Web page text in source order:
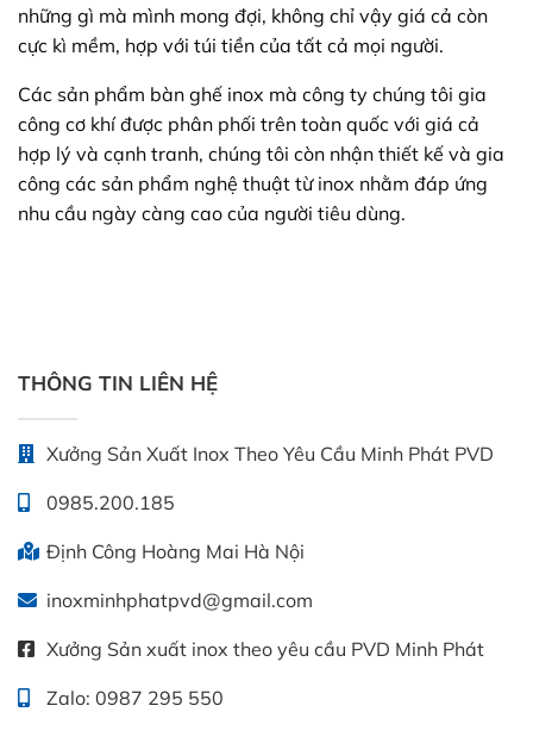
những gì mà mình mong đợi, không chỉ vậy giá cả còn
cực kì mềm, hợp với túi tiền của tất cả mọi người.
Các sản phẩm bàn ghế inox mà công ty chúng tôi gia
công cơ khí được phân phối trên toàn quốc với giá cả
hợp lý và cạnh tranh, chúng tôi còn nhận thiết kế và gia
công các sản phẩm nghệ thuật từ inox nhằm đáp ứng
nhu cầu ngày càng cao của người tiêu dùng.
THÔNG TIN LIÊN HỆ
Xưởng Sản Xuất Inox Theo Yêu Cầu Minh Phát PVD
0985.200.185
Định Công Hoàng Mai Hà Nội
inoxminhphatpvd@gmail.com
Xưởng Sản xuất inox theo yêu cầu PVD Minh Phát
Zalo: 0987 295 550